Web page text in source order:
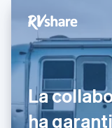
La
ha
日本語English
Gibilterra
English
Grecia
India
English
Irlanda